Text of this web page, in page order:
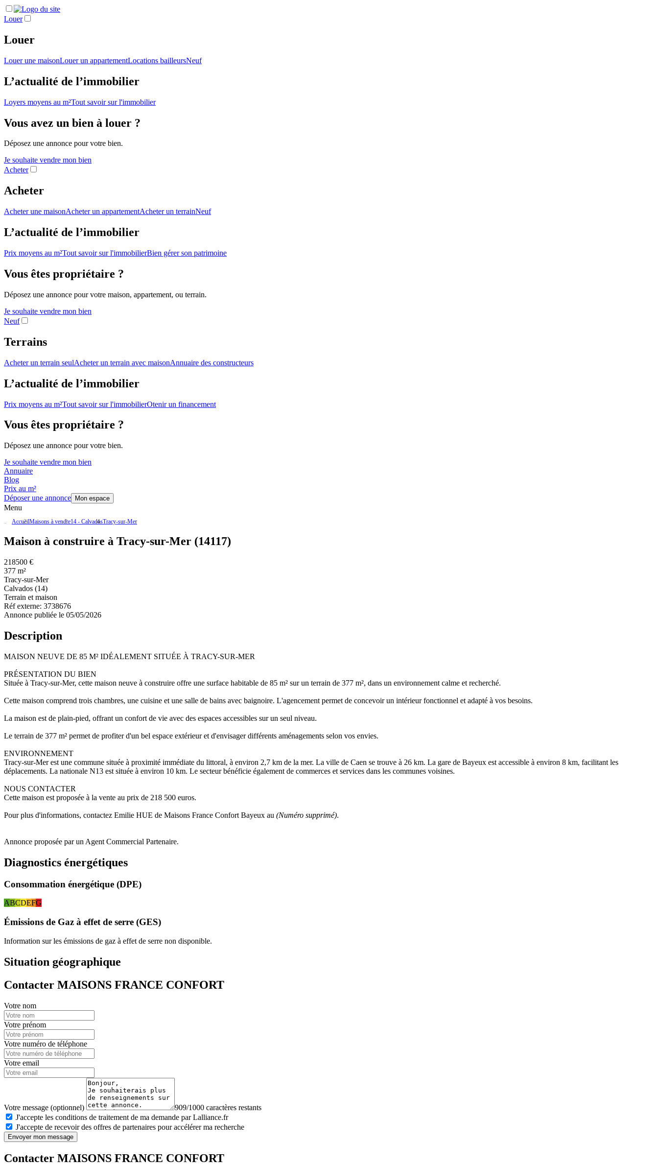
Louer
Louer
Louer une maisonLouer un appartementLocations bailleursNeuf
L’actualité de l’immobilier
Loyers moyens au m²Tout savoir sur l'immobilier
Vous avez un bien à louer ?
Déposez une annonce pour votre bien.
Je souhaite vendre mon bien
Acheter
Acheter
Acheter une maisonAcheter un appartementAcheter un terrainNeuf
L’actualité de l’immobilier
Prix moyens au m²Tout savoir sur l'immobilierBien gérer son patrimoine
Vous êtes propriétaire ?
Déposez une annonce pour votre maison, appartement, ou terrain.
Je souhaite vendre mon bien
Neuf
Terrains
Acheter un terrain seulAcheter un terrain avec maisonAnnuaire des constructeurs
L’actualité de l’immobilier
Prix moyens au m²Tout savoir sur l'immobilierOtenir un financement
Vous êtes propriétaire ?
Déposez une annonce pour votre bien.
Je souhaite vendre mon bien
Annuaire
Blog
Prix au m²
Déposer une annonce
Mon espace
Menu
AccueilMaisons à vendre14 - CalvadosTracy-sur-Mer
Maison à construire à Tracy-sur-Mer (14117)
218500 €
377 m²
Tracy-sur-Mer
Calvados (14)
Terrain et maison
Réf externe: 3738676
Annonce publiée le 05/05/2026
Description
MAISON NEUVE DE 85 M² IDÉALEMENT SITUÉE À TRACY-SUR-MER
PRÉSENTATION DU BIEN
Située à Tracy-sur-Mer, cette maison neuve à construire offre une surface habitable de 85 m² sur un terrain de 377 m², dans un environnement calme et recherché.
Cette maison comprend trois chambres, une cuisine et une salle de bains avec baignoire. L'agencement permet de concevoir un intérieur fonctionnel et adapté à vos besoins.
La maison est de plain-pied, offrant un confort de vie avec des espaces accessibles sur un seul niveau.
Le terrain de 377 m² permet de profiter d'un bel espace extérieur et d'envisager différents aménagements selon vos envies.
ENVIRONNEMENT
Tracy-sur-Mer est une commune située à proximité immédiate du littoral, à environ 2,7 km de la mer. La ville de Caen se trouve à 26 km. La gare de Bayeux est accessible à environ 8 km, facilitant les
déplacements. La nationale N13 est située à environ 10 km. Le secteur bénéficie également de commerces et services dans les communes voisines.
NOUS CONTACTER
Cette maison est proposée à la vente au prix de 218 500 euros.
Pour plus d'informations, contactez Emilie HUE de Maisons France Confort Bayeux au (Numéro supprimé).
Annonce proposée par un Agent Commercial Partenaire.
Diagnostics énergétiques
Consommation énergétique (DPE)
ABCDEFG
Émissions de Gaz à effet de serre (GES)
Information sur les émissions de gaz à effet de serre non disponible.
Situation géographique
Contacter MAISONS FRANCE CONFORT
Votre nom
Votre prénom
Votre numéro de téléphone
Votre email
Votre message (optionnel)
909/1000 caractères restants
J'accepte les conditions de traitement de ma demande par Lalliance.fr
J'accepte de recevoir des offres de partenaires pour accélérer ma recherche
Envoyer mon message
Contacter MAISONS FRANCE CONFORT